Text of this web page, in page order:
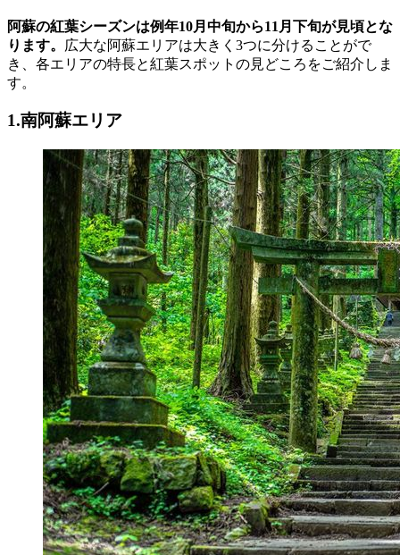
阿蘇の紅葉シーズンは例年10月中旬から11月下旬が見頃とな
ります。
広大な阿蘇エリアは大きく3つに分けることがで
き、各エリアの特長と紅葉スポットの見どころをご紹介しま
す。
1.南阿蘇エリア